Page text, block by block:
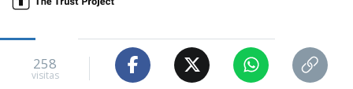
258
visitas